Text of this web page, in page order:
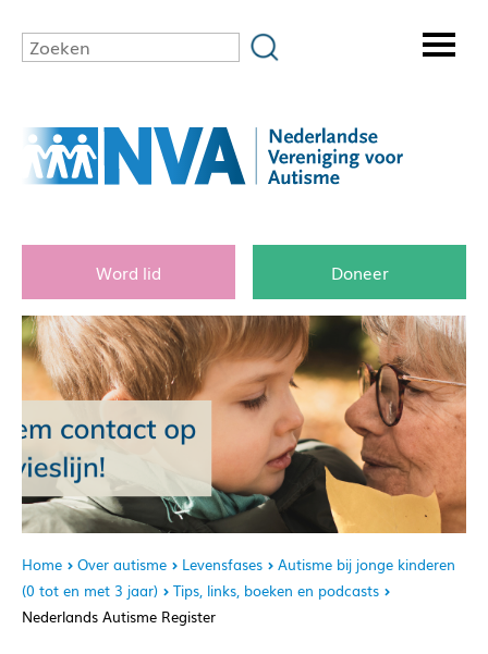
Word lid Doneer
Home Over autisme Levensfases
Autisme bij jonge kinderen
(0 tot en met 3 jaar)
Tips, links, boeken en podcasts
Nederlands Autisme Register